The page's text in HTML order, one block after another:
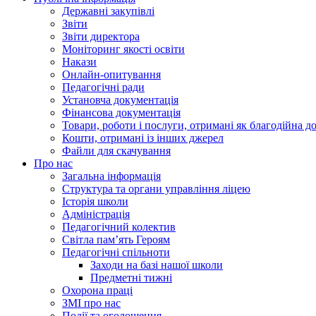
Державні закупівлі
Звіти
Звіти директора
Моніторинг якості освіти
Накази
Онлайн-опитування
Педагогічні ради
Установча документація
Фінансова документація
Товари, роботи і послуги, отримані як благодійна
Кошти, отримані із інших джерел
Файли для скачування
Про нас
Загальна інформація
Структура та органи управління ліцею
Історія школи
Адміністрація
Педагогічний колектив
Світла пам’ять Героям
Педагогічні спільноти
Заходи на базі нашої школи
Предметні тижні
Охорона праці
ЗМІ про нас